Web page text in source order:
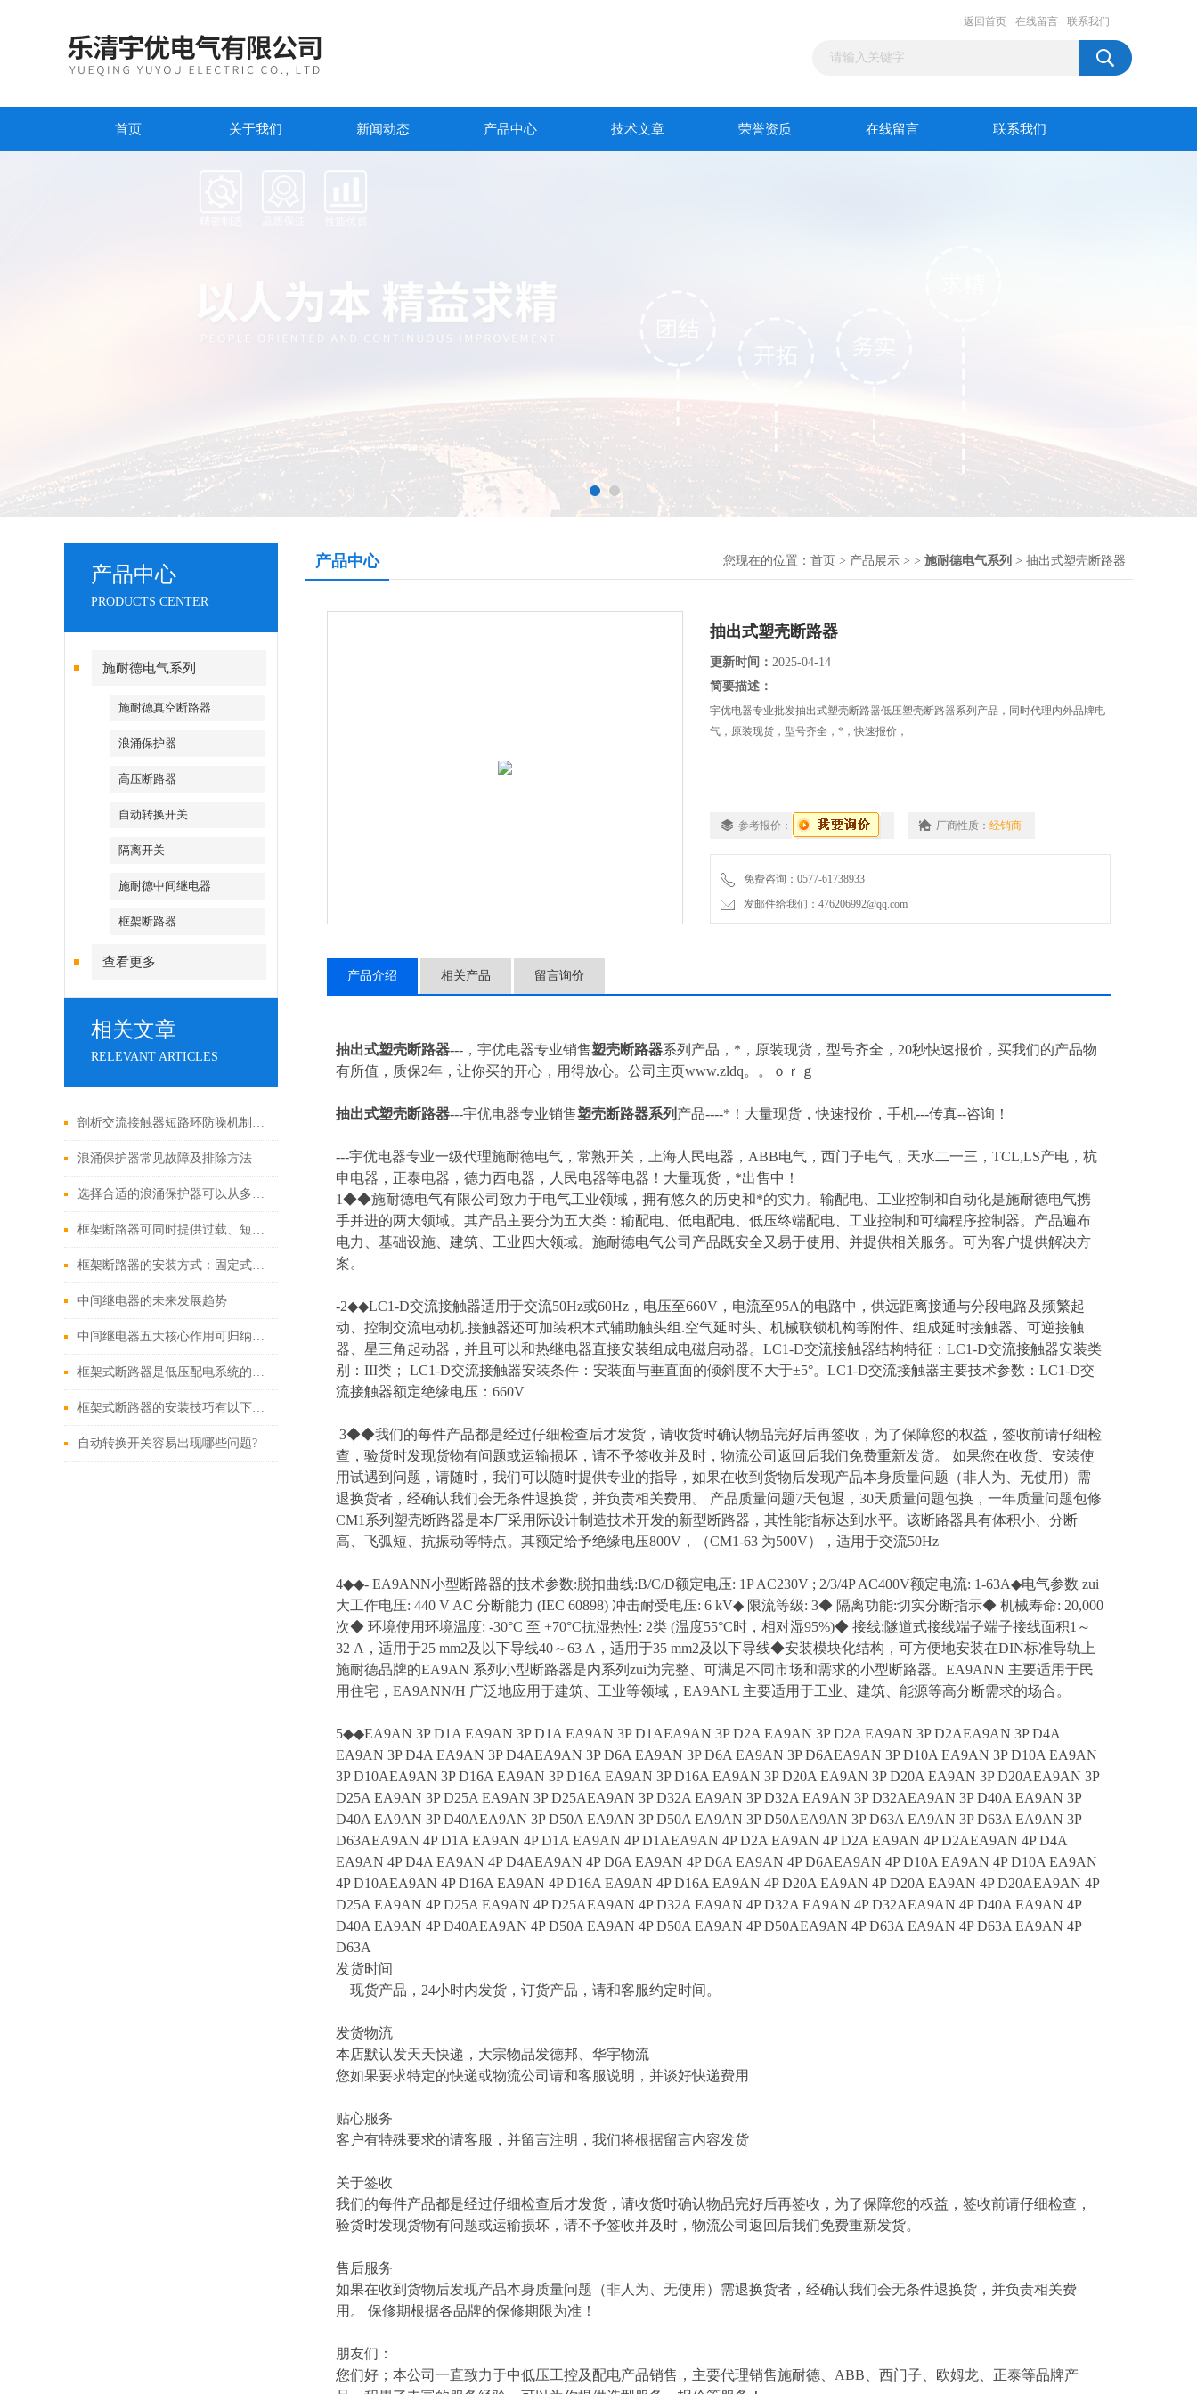
返回首页 在线留言 联系我们
首页 关于我们 新闻动态 产品中心 技术文章 荣誉资质 在线留言 联系我们
产品中心
PRODUCTS CENTER
施耐德电气系列
施耐德真空断路器
浪涌保护器
高压断路器
自动转换开关
隔离开关
施耐德中间继电器
框架断路器
查看更多
相关文章
RELEVANT ARTICLES
剖析交流接触器短路环防噪机制与电气安全操作红线
浪涌保护器常见故障及排除方法
选择合适的浪涌保护器可以从多个角度探讨
框架断路器可同时提供过载、短路、漏电保护功能
框架断路器的安装方式：固定式，插入式，抽出式
中间继电器的未来发展趋势
中间继电器五大核心作用可归纳如下
框架式断路器是低压配电系统的核心保护设备
框架式断路器的安装技巧有以下这些
自动转换开关容易出现哪些问题?
产品中心 您现在的位置： 首页 > 产品展示 > > 施耐德电气系列 > 抽出式塑壳断路器
抽出式塑壳断路器
更新时间： 2025-04-14
简要描述：
宇优电器专业批发抽出式塑壳断路器低压塑壳断路器系列产品，同时代理内外品牌电
气，原装现货，型号齐全，*，快速报价，
参考报价： 厂商性质： 经销商
免费咨询：0577-61738933
发邮件给我们：476206992@qq.com
产品介绍 相关产品 留言询价
抽出式塑壳断路器---，宇优电器专业销售塑壳断路器系列产品，*，原装现货，型号齐全，20秒快速报价，买我们的产品物
有所值，质保2年，让你买的开心，用得放心。公司主页www.zldq。。ｏｒｇ
抽出式塑壳断路器---宇优电器专业销售塑壳断路器系列 产品----*！大量现货，快速报价，手机---传真--咨询！
---宇优电器专业一级代理施耐德电气，常熟开关，上海人民电器，ABB电气，西门子电气，天水二一三，TCL,LS产电，杭
申电器，正泰电器，德力西电器，人民电器等电器！大量现货，*出售中！
1◆◆施耐德电气有限公司致力于电气工业领域，拥有悠久的历史和*的实力。输配电、工业控制和自动化是施耐德电气携
手并进的两大领域。其产品主要分为五大类：输配电、低电配电、低压终端配电、工业控制和可编程序控制器。产品遍布
电力、基础设施、建筑、工业四大领域。施耐德电气公司产品既安全又易于使用、并提供相关服务。可为客户提供解决方
案。
-2◆◆LC1-D交流接触器适用于交流50Hz或60Hz，电压至660V，电流至95A的电路中，供远距离接通与分段电路及频繁起
动、控制交流电动机.接触器还可加装积木式辅助触头组.空气延时头、机械联锁机构等附件、组成延时接触器、可逆接触
器、星三角起动器，并且可以和热继电器直接安装组成电磁启动器。LC1-D交流接触器结构特征：LC1-D交流接触器安装类
别：III类； LC1-D交流接触器安装条件：安装面与垂直面的倾斜度不大于±5°。LC1-D交流接触器主要技术参数：LC1-D交
流接触器额定绝缘电压：660V
3◆◆我们的每件产品都是经过仔细检查后才发货，请收货时确认物品完好后再签收，为了保障您的权益，签收前请仔细检
查，验货时发现货物有问题或运输损坏，请不予签收并及时，物流公司返回后我们免费重新发货。 如果您在收货、安装使
用试遇到问题，请随时，我们可以随时提供专业的指导，如果在收到货物后发现产品本身质量问题（非人为、无使用）需
退换货者，经确认我们会无条件退换货，并负责相关费用。 产品质量问题7天包退，30天质量问题包换，一年质量问题包修
CM1系列塑壳断路器是本厂采用际设计制造技术开发的新型断路器，其性能指标达到水平。该断路器具有体积小、分断
高、飞弧短、抗振动等特点。其额定给予绝缘电压800V，（CM1-63 为500V），适用于交流50Hz
4◆◆- EA9ANN小型断路器的技术参数:脱扣曲线:B/C/D额定电压: 1P AC230V ; 2/3/4P AC400V额定电流: 1-63A◆电气参数 zui
大工作电压: 440 V AC 分断能力 (IEC 60898) 冲击耐受电压: 6 kV◆ 限流等级: 3◆ 隔离功能:切实分断指示◆ 机械寿命: 20,000
次◆ 环境使用环境温度: -30°C 至 +70°C抗湿热性: 2类 (温度55°C时，相对湿95%)◆ 接线;隧道式接线端子端子接线面积1～
32 A，适用于25 mm2及以下导线40～63 A，适用于35 mm2及以下导线◆安装模块化结构，可方便地安装在DIN标准导轨上
施耐德品牌的EA9AN 系列小型断路器是内系列zui为完整、可满足不同市场和需求的小型断路器。EA9ANN 主要适用于民
用住宅，EA9ANN/H 广泛地应用于建筑、工业等领域，EA9ANL 主要适用于工业、建筑、能源等高分断需求的场合。
5◆◆EA9AN 3P D1A EA9AN 3P D1A EA9AN 3P D1AEA9AN 3P D2A EA9AN 3P D2A EA9AN 3P D2AEA9AN 3P D4A
EA9AN 3P D4A EA9AN 3P D4AEA9AN 3P D6A EA9AN 3P D6A EA9AN 3P D6AEA9AN 3P D10A EA9AN 3P D10A EA9AN
3P D10AEA9AN 3P D16A EA9AN 3P D16A EA9AN 3P D16A EA9AN 3P D20A EA9AN 3P D20A EA9AN 3P D20AEA9AN 3P
D25A EA9AN 3P D25A EA9AN 3P D25AEA9AN 3P D32A EA9AN 3P D32A EA9AN 3P D32AEA9AN 3P D40A EA9AN 3P
D40A EA9AN 3P D40AEA9AN 3P D50A EA9AN 3P D50A EA9AN 3P D50AEA9AN 3P D63A EA9AN 3P D63A EA9AN 3P
D63AEA9AN 4P D1A EA9AN 4P D1A EA9AN 4P D1AEA9AN 4P D2A EA9AN 4P D2A EA9AN 4P D2AEA9AN 4P D4A
EA9AN 4P D4A EA9AN 4P D4AEA9AN 4P D6A EA9AN 4P D6A EA9AN 4P D6AEA9AN 4P D10A EA9AN 4P D10A EA9AN
4P D10AEA9AN 4P D16A EA9AN 4P D16A EA9AN 4P D16A EA9AN 4P D20A EA9AN 4P D20A EA9AN 4P D20AEA9AN 4P
D25A EA9AN 4P D25A EA9AN 4P D25AEA9AN 4P D32A EA9AN 4P D32A EA9AN 4P D32AEA9AN 4P D40A EA9AN 4P
D40A EA9AN 4P D40AEA9AN 4P D50A EA9AN 4P D50A EA9AN 4P D50AEA9AN 4P D63A EA9AN 4P D63A EA9AN 4P
D63A
发货时间
现货产品，24小时内发货，订货产品，请和客服约定时间。
发货物流
本店默认发天天快递，大宗物品发德邦、华宇物流
您如果要求特定的快递或物流公司请和客服说明，并谈好快递费用
贴心服务
客户有特殊要求的请客服，并留言注明，我们将根据留言内容发货
关于签收
我们的每件产品都是经过仔细检查后才发货，请收货时确认物品完好后再签收，为了保障您的权益，签收前请仔细检查，
验货时发现货物有问题或运输损坏，请不予签收并及时，物流公司返回后我们免费重新发货。
售后服务
如果在收到货物后发现产品本身质量问题（非人为、无使用）需退换货者，经确认我们会无条件退换货，并负责相关费
用。 保修期根据各品牌的保修期限为准！
朋友们：
您们好；本公司一直致力于中低压工控及配电产品销售，主要代理销售施耐德、ABB、西门子、欧姆龙、正泰等品牌产